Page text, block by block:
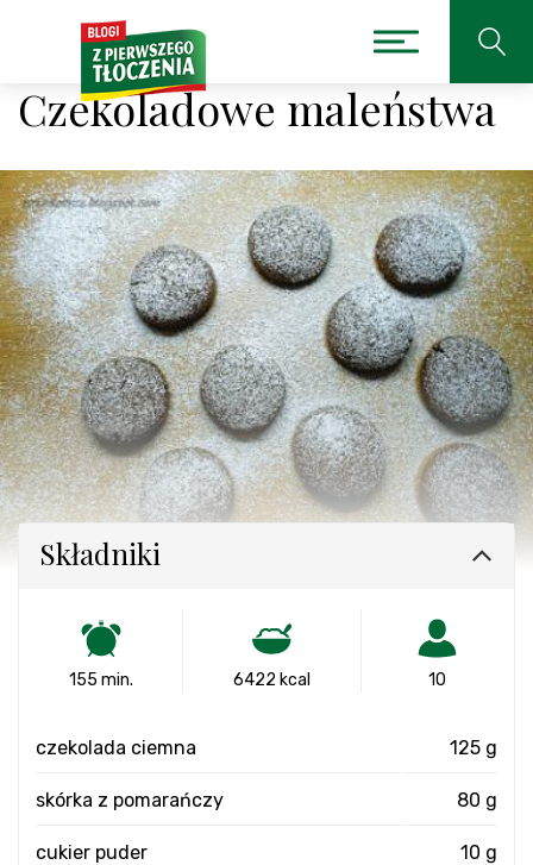
Czekoladowe maleństwa
Składniki
155 min. 6422 kcal 10
czekolada ciemna 125 g
skórka z pomarańczy 80 g
cukier puder 10 g